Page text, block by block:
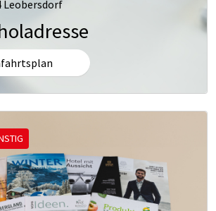
Leobersdorf